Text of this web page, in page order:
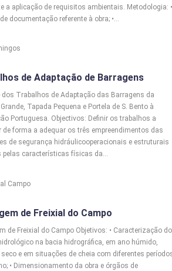
a aplicação de requisitos ambientais. Metodologia: •
documentação referente à obra; •…
BARRAGENS
de Adaptação de Barragens
dos Trabalhos de Adaptação das Barragens da
Tapada Pequena e Portela de S. Bento à
Portuguesa. Objectivos: Definir os trabalhos a
de forma a adequar os três empreendimentos das
de segurança hidráulicooperacionais e estruturais
pelas características físicas da…
BARRAGENS
de Freixial do Campo
de Freixial do Campo Objetivos: • Caracterização do
na bacia hidrográfica, em ano húmido,
seco e em situações de cheia com diferentes
• Dimensionamento da obra e órgãos de